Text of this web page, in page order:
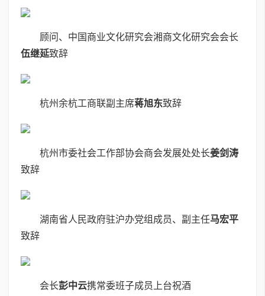
顾问、中国商业文化研究会湘商文化研究会会长
伍继延致辞
杭州余杭工商联副主席蒋旭东致辞
杭州市委社会工作部协会商会发展处处长姜剑涛
致辞
湖南省人民政府驻沪办党组成员、副主任马宏平
致辞
会长彭中云携常委班子成员上台祝酒